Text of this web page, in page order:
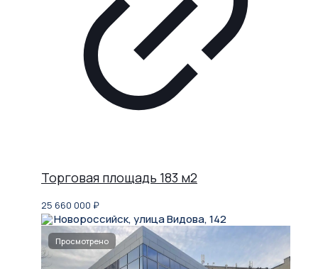
Торговая площадь 183 м2
25 660 000 ₽
Новороссийск, улица Видова, 142